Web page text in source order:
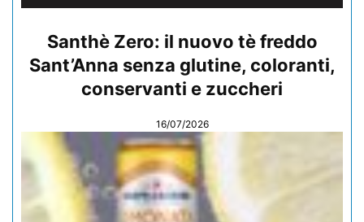
Santhè Zero: il nuovo tè freddo
Sant’Anna senza glutine, coloranti,
conservanti e zuccheri
16/07/2026